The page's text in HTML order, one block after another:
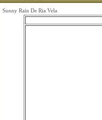
Sunny Rain De Ria Vela